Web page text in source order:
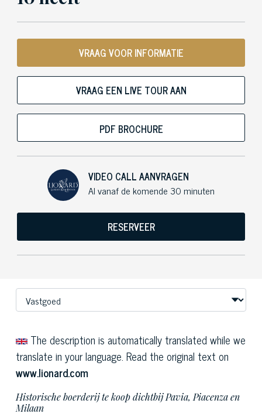
VRAAG VOOR INFORMATIE
VRAAG EEN LIVE TOUR AAN
PDF BROCHURE
VIDEO CALL AANVRAGEN
Al vanaf de komende 30 minuten
RESERVEER
The description is automatically translated while we
translate in your language. Read the original text on
www.lionard.com
Historische boerderij te koop dichtbij Pavia, Piacenza en
Milaan